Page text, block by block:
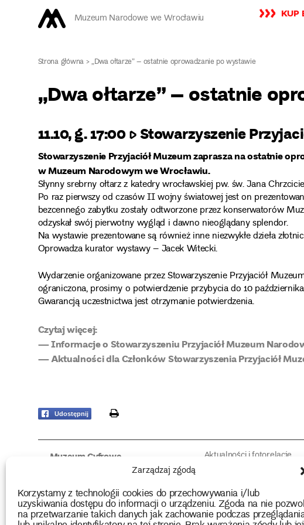
Zarządzaj zgodą
Korzystamy z technologii cookies do przechowywania i/lub
uzyskiwania dostępu do informacji o urządzeniu. Zgoda na nie
na przetwarzanie takich danych jak zachowanie podczas
Muzeum Narodowe we Wrocławiu KUP
Strona główna>„Dwa ołtarze” – ostatnie oprowadzanie po wystawie
„Dwa ołtarze” – ostatnie
11.10, g. 17:00 ▷ Stowarzyszenie
Stowarzyszenie Przyjaciół Muzeum zaprasza na ostatnie
w Muzeum Narodowym we Wrocławiu.
Słynny srebrny ołtarz z katedry wrocławskiej pw. św. Jana
Po raz pierwszy od czasów II wojny światowej jest on
bezcennego zabytku zostały odtworzone przez konserwatorów
odzyskał swój pierwotny wygląd i dawno nieoglądany splendor.
Na wystawie prezentowane są również inne niezwykłe dzieła
Oprowadza kurator wystawy – Jacek Witecki.
Wydarzenie organizowane przez Stowarzyszenie Przyjaciół
ograniczona, prosimy o potwierdzenie przybycia do 10
Gwarancją uczestnictwa jest otrzymanie potwierdzenia.
Czytaj więcej:
— Informacje o Stowarzyszeniu Przyjaciół Muzeum
— Aktualności dla Członków Stowarzyszenia Przyjaciół
Udostępnij print
Muzeum Cyfrowe
Użyczenia obiektów
Biblioteka
Wydawnictwo
Multimedia
Aktualności i fotorelacje
Muzealne rozmowy
Kolekcja
Europejskie Dni
Programy badań strat